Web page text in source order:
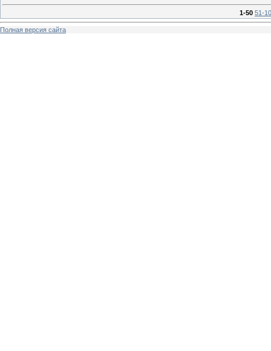
1-50 51-
Полная версия сайта